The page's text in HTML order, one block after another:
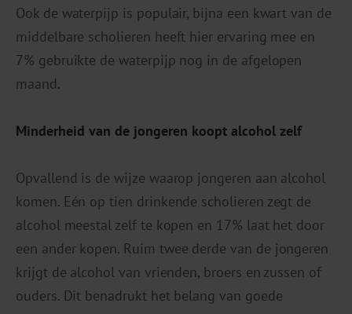
Ook de waterpijp is populair, bijna een kwart van de
middelbare scholieren heeft hier ervaring mee en
7% gebruikte de waterpijp nog in de afgelopen
maand.
Minderheid van de jongeren koopt alcohol zelf
Opvallend is de wijze waarop jongeren aan alcohol
komen. Eén op tien drinkende scholieren zegt de
alcohol meestal zelf te kopen en 17% laat het door
een ander kopen. Ruim twee derde van de jongeren
krijgt de alcohol van vrienden, broers en zussen of
ouders. Dit benadrukt het belang van goede